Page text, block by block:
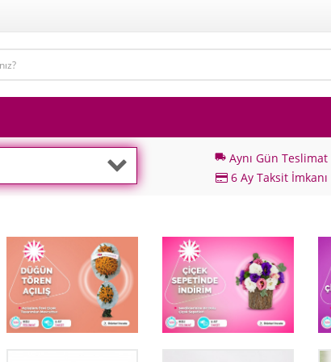
local_shipping Aynı Gün Teslimat
6 Ay Taksit İmkanı